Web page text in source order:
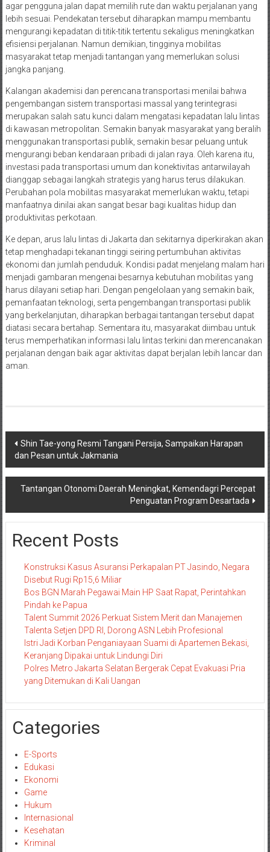
agar pengguna jalan dapat memilih rute dan waktu perjalanan yang
lebih sesuai. Pendekatan tersebut diharapkan mampu membantu
mengurangi kepadatan di titik-titik tertentu sekaligus meningkatkan
efisiensi perjalanan. Namun demikian, tingginya mobilitas
masyarakat tetap menjadi tantangan yang memerlukan solusi
jangka panjang.
Kalangan akademisi dan perencana transportasi menilai bahwa
pengembangan sistem transportasi massal yang terintegrasi
merupakan salah satu kunci dalam mengatasi kepadatan lalu lintas
di kawasan metropolitan. Semakin banyak masyarakat yang beralih
menggunakan transportasi publik, semakin besar peluang untuk
mengurangi beban kendaraan pribadi di jalan raya. Oleh karena itu,
investasi pada transportasi umum dan konektivitas antarwilayah
dianggap sebagai langkah strategis yang harus terus dilakukan.
Perubahan pola mobilitas masyarakat memerlukan waktu, tetapi
manfaatnya dinilai akan sangat besar bagi kualitas hidup dan
produktivitas perkotaan.
Ke depan, arus lalu lintas di Jakarta dan sekitarnya diperkirakan akan
tetap menghadapi tekanan tinggi seiring pertumbuhan aktivitas
ekonomi dan jumlah penduduk. Kondisi padat menjelang malam hari
menjadi gambaran mengenai besarnya kebutuhan mobilitas yang
harus dilayani setiap hari. Dengan pengelolaan yang semakin baik,
pemanfaatan teknologi, serta pengembangan transportasi publik
yang berkelanjutan, diharapkan berbagai tantangan tersebut dapat
diatasi secara bertahap. Sementara itu, masyarakat diimbau untuk
terus memperhatikan informasi lalu lintas terkini dan merencanakan
perjalanan dengan baik agar aktivitas dapat berjalan lebih lancar dan
aman.
Navigasi
pos
Shin Tae-yong Resmi Tangani Persija, Sampaikan Harapan
dan Pesan untuk Jakmania
Tantangan Otonomi Daerah Meningkat, Kemendagri Percepat
Penguatan Program Desartada
Recent Posts
Konstruksi Kasus Asuransi Perkapalan PT Jasindo, Negara
Disebut Rugi Rp15,6 Miliar
Bos BGN Marah Pegawai Main HP Saat Rapat, Perintahkan
Pindah ke Papua
Talent Summit 2026 Perkuat Sistem Merit dan Manajemen
Talenta Setjen DPD RI, Dorong ASN Lebih Profesional
Istri Jadi Korban Penganiayaan Suami di Apartemen Bekasi,
Keranjang Dipakai untuk Lindungi Diri
Polres Metro Jakarta Selatan Bergerak Cepat Evakuasi Pria
yang Ditemukan di Kali Uangan
Categories
E-Sports
Edukasi
Ekonomi
Game
Hukum
Internasional
Kesehatan
Kriminal